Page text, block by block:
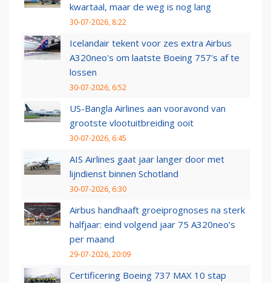
kwartaal, maar de weg is nog lang
30-07-2026, 8:22
Icelandair tekent voor zes extra Airbus
A320neo's om laatste Boeing 757's af te
lossen
30-07-2026, 6:52
US-Bangla Airlines aan vooravond van
grootste vlootuitbreiding ooit
30-07-2026, 6:45
AIS Airlines gaat jaar langer door met
lijndienst binnen Schotland
30-07-2026, 6:30
Airbus handhaaft groeiprognoses na sterk
halfjaar: eind volgend jaar 75 A320neo’s
per maand
29-07-2026, 20:09
Certificering Boeing 737 MAX 10 stap